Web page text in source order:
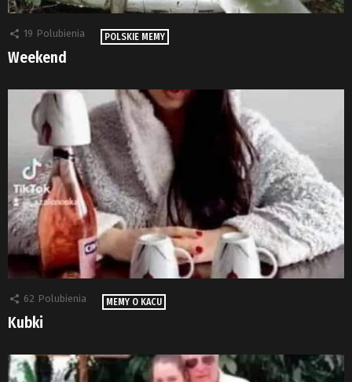
19 Polubienia POLSKIE MEMY
Weekend
62 Polubienia MEMY O KACU
Kubki